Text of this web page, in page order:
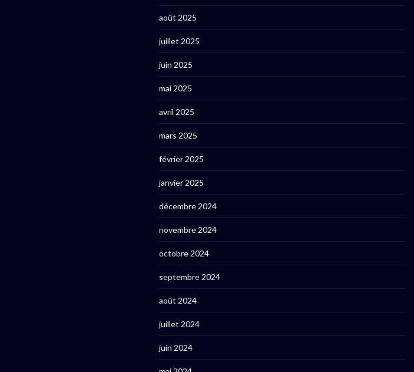
août 2025
juillet 2025
juin 2025
mai 2025
avril 2025
mars 2025
février 2025
janvier 2025
décembre 2024
novembre 2024
octobre 2024
septembre 2024
août 2024
juillet 2024
juin 2024